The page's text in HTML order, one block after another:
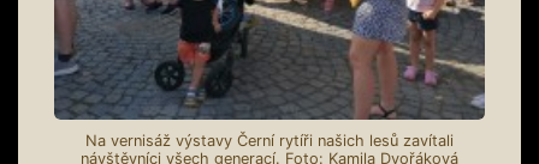
Na vernisáž výstavy Černí rytíři našich lesů zavítali
návštěvníci všech generací. Foto: Kamila Dvořáková